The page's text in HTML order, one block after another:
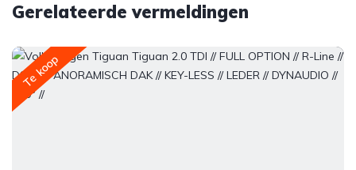
Gerelateerde vermeldingen
Te koop